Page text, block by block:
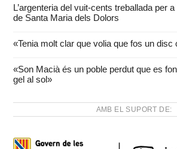
L’argenteria del vuit-cents treballada per
de Santa Maria dels Dolors
«Tenia molt clar que volia que fos un disc
«Son Macià és un poble perdut que es
gel al sol»
AMB EL SUPORT DE: